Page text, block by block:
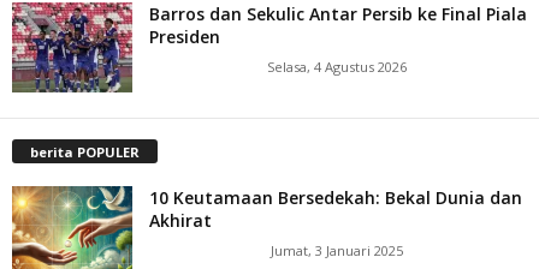
Barros dan Sekulic Antar Persib ke Final Piala
Presiden
Selasa, 4 Agustus 2026
berita POPULER
10 Keutamaan Bersedekah: Bekal Dunia dan
Akhirat
Jumat, 3 Januari 2025